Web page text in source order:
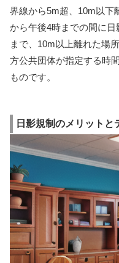
界線から5m超、10m以下
から午後4時までの間に
まで、10m以上離れた場
方公共団体が指定する時
ものです。
日影規制のメリットと